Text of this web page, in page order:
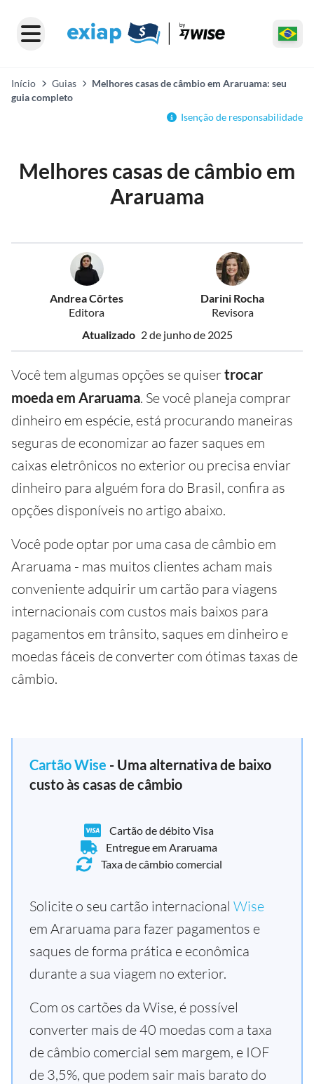
Início Guias
Melhores casas de câmbio em Araruama: seu
guia completo
Isenção de responsabilidade
Melhores casas de câmbio em
Araruama
Andrea Côrtes
Editora
Darini Rocha
Revisora
Atualizado 2 de junho de 2025
Você tem algumas opções se quisertrocar
moeda em Araruama. Se você planeja comprar
dinheiro em espécie, está procurando maneiras
seguras de economizar ao fazer saques em
caixas eletrônicos no exterior ou precisa enviar
dinheiro para alguém fora do Brasil, confira as
opções disponíveis no artigo abaixo.
Você pode optar por uma casa de câmbio em
Araruama - mas muitos clientes acham mais
conveniente adquirir um cartão para viagens
internacionais com custos mais baixos para
pagamentos em trânsito, saques em dinheiro e
moedas fáceis de converter com ótimas taxas de
câmbio.
Cartão Wise - Uma alternativa de baixo
custo às casas de câmbio
Cartão de débito Visa
Entregue em Araruama
Taxa de câmbio comercial
Solicite o seu cartão internacional Wise
em Araruama para fazer pagamentos e
saques de forma prática e econômica
durante a sua viagem no exterior.
Com os cartões da Wise, é possível
converter mais de 40 moedas com a taxa
de câmbio comercial sem margem, e IOF
de 3,5%, que podem sair mais barato do